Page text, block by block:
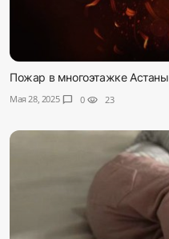
Пожар в многоэтажке
Мая 28, 2025 chat_bubble 0 visibility 23